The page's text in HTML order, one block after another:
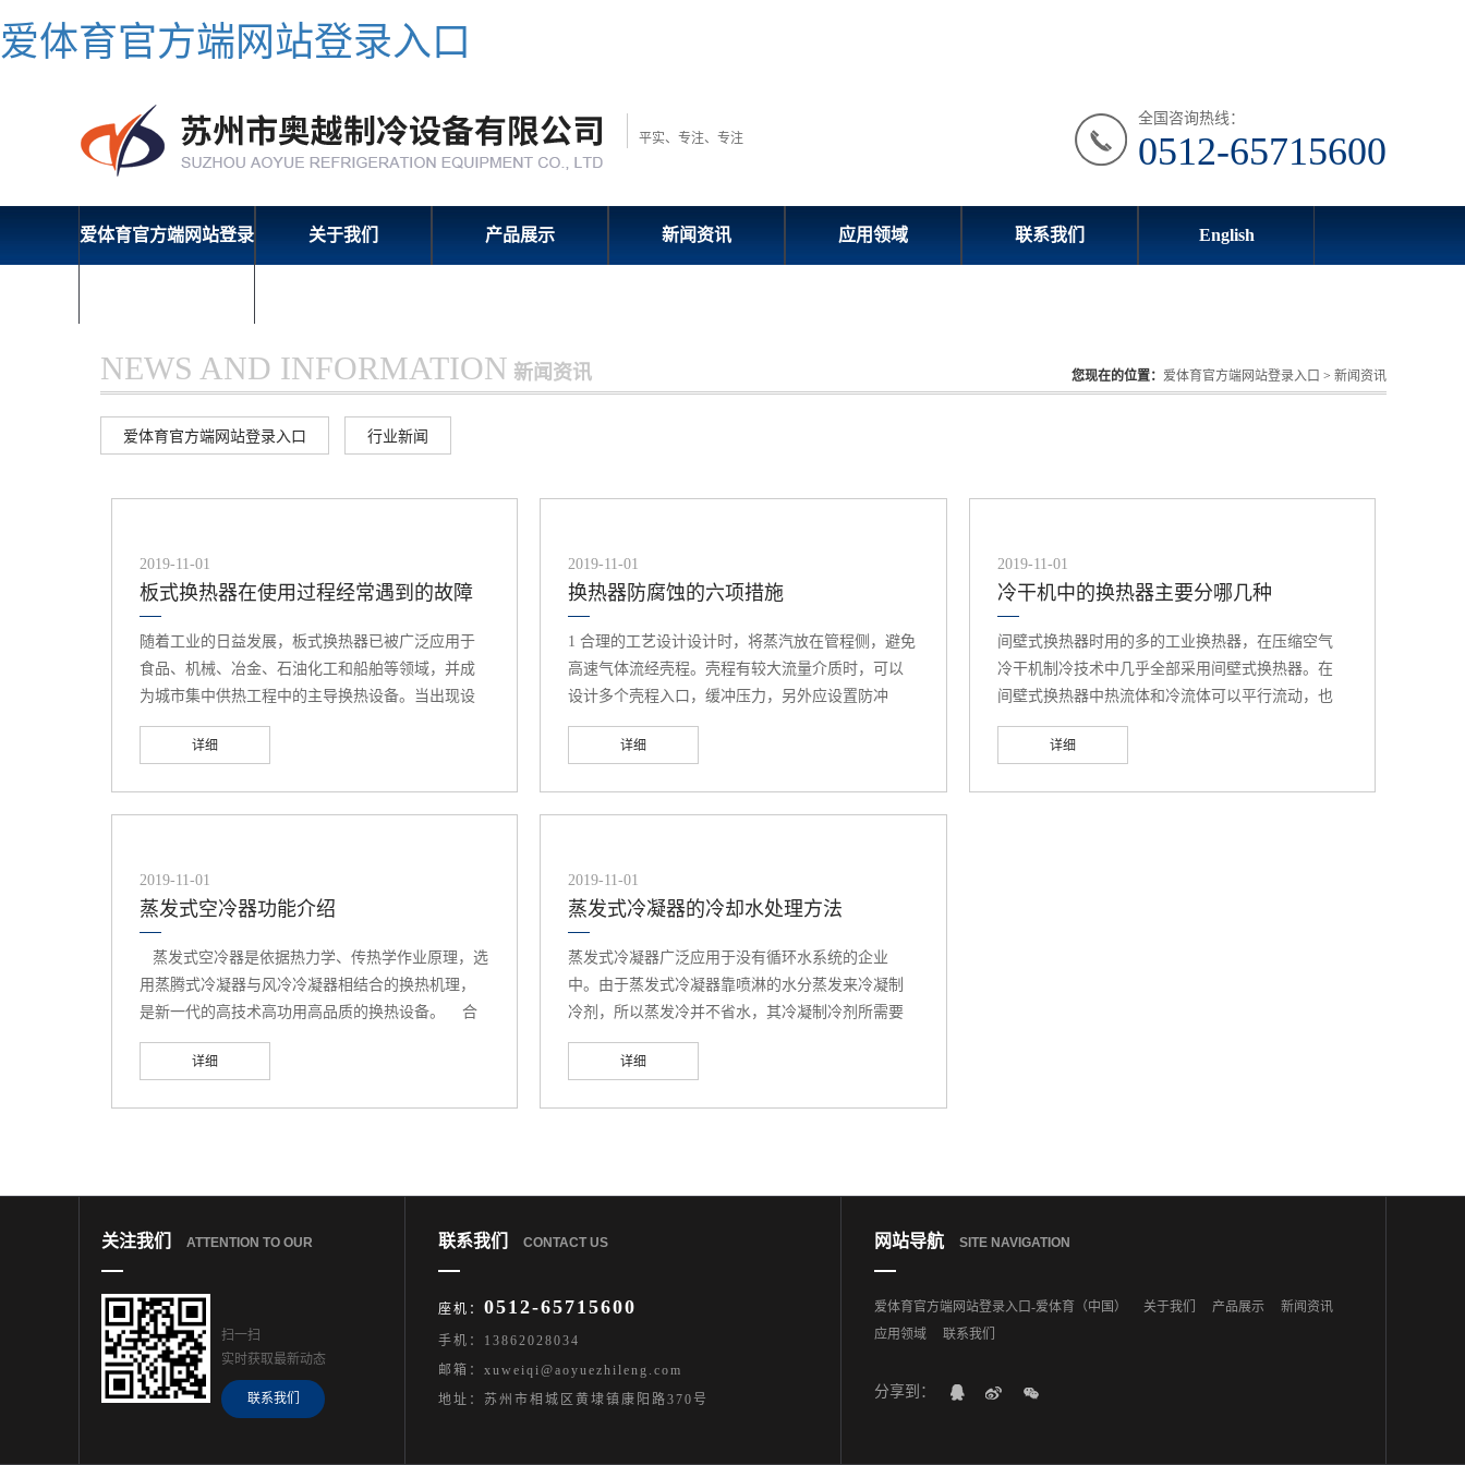
爱体育官方端网站登录入口
平实、专注、专注
全国咨询热线：
0512-65715600
爱体育官方端网站登录 关于我们 产品展示 新闻资讯 应用领域 联系我们 English
NEWS AND INFORMATION 新闻资讯 您现在的位置： 爱体育官方端网站登录入口 > 新闻资讯
爱体育官方端网站登录入口 行业新闻
2019-11-01
板式换热器在使用过程经常遇到的故障
随着工业的日益发展，板式换热器已被广泛应用于
食品、机械、冶金、石油化工和船舶等领域，并成
为城市集中供热工程中的主导换热设备。当出现设
备故障问题，我们又该如何解决，今天海源就简单
的给大家介绍下:一、板式换热器在使用过程经常遇
能满足要求主要特征是出口温度偏低，达不到设计
要求。3.压降大，介质进、出口压降超过设计要求，
度的要求。在供
详细
2019-11-01
换热器防腐蚀的六项措施
1 合理的工艺设计设计时，将蒸汽放在管程侧，避免
高速气体流经壳程。壳程有较大流量介质时，可以
设计多个壳程入口，缓冲压力，另外应设置防冲
板，减少高速流体对设备造成的冲刷腐蚀。为避免
残留液和沉积物的滞留，焊接时尽量采用双面对接
理，有助于消除残余应力，从而也有助于防止应力
腐蚀的产生。常采用应力退火热处理消除残余应力
效及锤击等。另外，管束起吊须采用
详细
2019-11-01
冷干机中的换热器主要分哪几种
间壁式换热器时用的多的工业换热器，在压缩空气
冷干机制冷技术中几乎全部采用间壁式换热器。在
间壁式换热器中热流体和冷流体可以平行流动，也
可以交叉流动。平行流动时，若冷热流体的流动方
向相同，称为顺流式换热器；若冷热流体的流动方
详细
2019-11-01
蒸发式空冷器功能介绍
蒸发式空冷器是依据热力学、传热学作业原理，选
用蒸腾式冷凝器与风冷冷凝器相结合的换热机理，
是新一代的高技术高功用高品质的换热设备。 合
理的配管和规划参数优化规划，使流体的活动阻力
操控在工艺技术要求的规划以内；运用轴流风机引
用了装卸活络的百页窗，避免了同类产品经过长期
详细
2019-11-01
蒸发式冷凝器的冷却水处理方法
蒸发式冷凝器广泛应用于没有循环水系统的企业
中。由于蒸发式冷凝器靠喷淋的水分蒸发来冷凝制
冷剂，所以蒸发冷并不省水，其冷凝制冷剂所需要
的蒸发的水分跟水冷壳管式冷凝器+冷却塔是差不多
的。 蒸发式冷凝器在运行过程中容易因为水和
详细
关注我们 ATTENTION TO OUR
扫一扫
实时获取最新动态
联系我们
联系我们 CONTACT US
座机： 0512-65715600
手机：13862028034
邮箱：xuweiqi@aoyuezhileng.com
地址：苏州市相城区黄埭镇康阳路370号
网站导航 SITE NAVIGATION
爱体育官方端网站登录入口-爱体育（中国） 关于我们 产品展示
新闻资讯
应用领域
联系我们
分享到：